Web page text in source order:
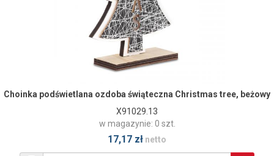
Choinka podświetlana ozdoba świąteczna Christmas tree, beżowy
X91029.13
w magazynie: 0 szt.
17,17 zł netto